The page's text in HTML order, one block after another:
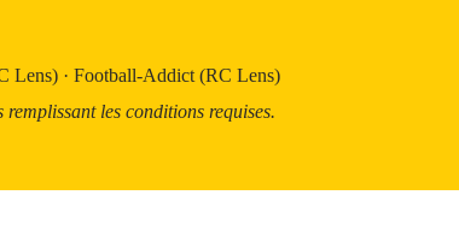
Lens) · Football-Addict (RC Lens)
les conditions requises.